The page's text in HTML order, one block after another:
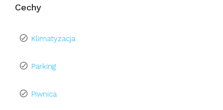
Cechy
Klimatyzacja
Parking
Piwnica